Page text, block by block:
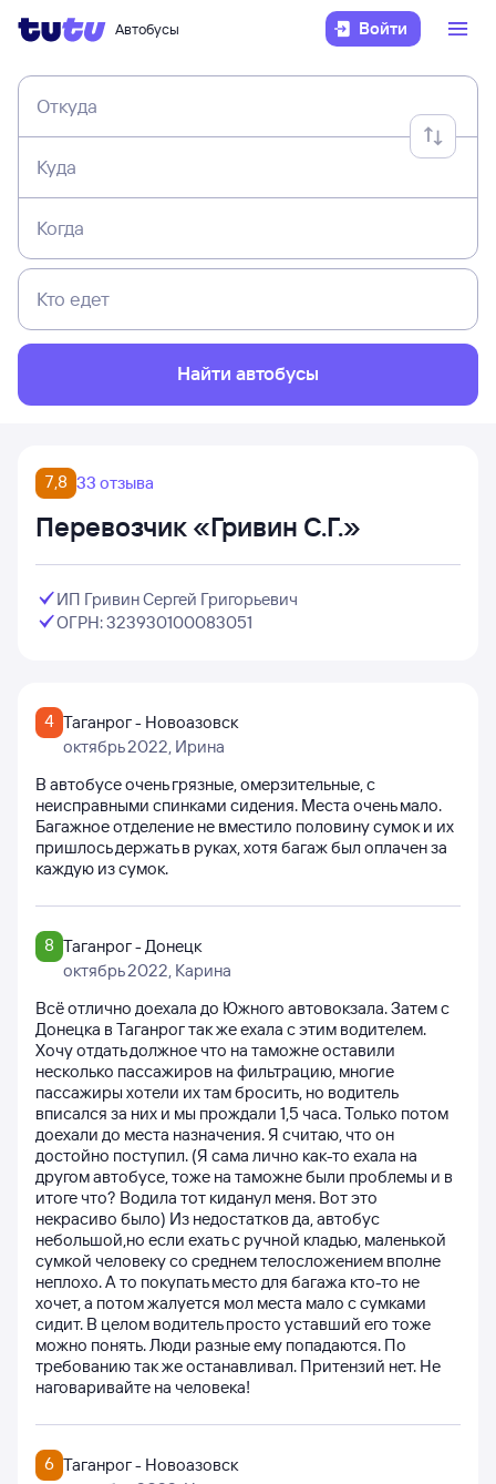
Автобусы Войти
Откуда
Куда
Когда
Кто едет
Найти автобусы
7,8 33 отзыва
Перевозчик «Гривин С.Г.»
ИП Гривин Сергей Григорьевич
ОГРН: 323930100083051
4 Таганрог - Новоазовск
октябрь 2022, Ирина
В автобусе очень грязные, омерзительные, с
неисправными спинками сидения. Места очень мало.
Багажное отделение не вместило половину сумок и их
пришлось держать в руках, хотя багаж был оплачен за
каждую из сумок.
8 Таганрог - Донецк
октябрь 2022, Карина
Всё отлично доехала до Южного автовокзала. Затем с
Донецка в Таганрог так же ехала с этим водителем.
Хочу отдать должное что на таможне оставили
несколько пассажиров на фильтрацию, многие
пассажиры хотели их там бросить, но водитель
вписался за них и мы прождали 1,5 часа. Только потом
доехали до места назначения. Я считаю, что он
достойно поступил. (Я сама лично как-то ехала на
другом автобусе, тоже на таможне были проблемы и в
итоге что? Водила тот киданул меня. Вот это
некрасиво было) Из недостатков да, автобус
небольшой,но если ехать с ручной кладью, маленькой
сумкой человеку со среднем телосложением вполне
неплохо. А то покупать место для багажа кто-то не
хочет, а потом жалуется мол места мало с сумками
сидит. В целом водитель просто уставший его тоже
можно понять. Люди разные ему попадаются. По
требованию так же останавливал. Притензий нет. Не
наговаривайте на человека!
6 Таганрог - Новоазовск